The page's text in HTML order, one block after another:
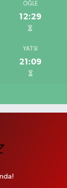
ÖĞLE
12:29
YATSI
21:09